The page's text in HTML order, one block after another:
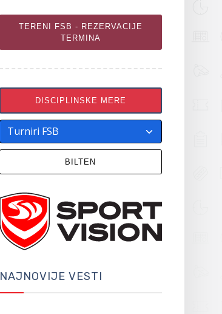
TERENI FSB - REZERVACIJE
TERMINA
DISCIPLINSKE MERE
BILTEN
NAJNOVIJE VESTI